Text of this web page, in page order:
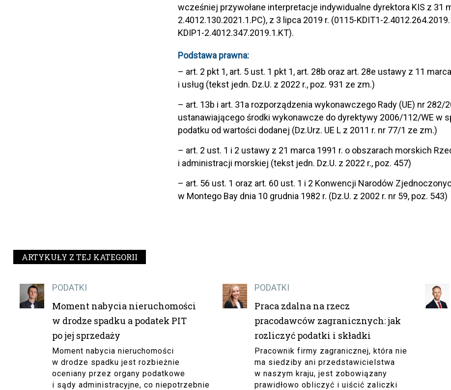
wcześniej przywołane interpretacje indywidualne dyrektora KIS z 31
2.4012.130.2021.1.PC), z 3 lipca 2019 r. (0115-KDIT1-
KDIP1-2.4012.347.2019.1.KT).
Podstawa prawna:
– art. 2 pkt 1, art. 5 ust. 1 pkt 1, art. 28b oraz art. 28e ustawy z 11
i usług (tekst jedn. Dz.U. z 2022 r., poz. 931 ze zm.)
– art. 13b i art. 31a rozporządzenia wykonawczego Rady (UE) nr 282/
ustanawiającego środki wykonawcze do dyrektywy 2006/112/WE w
podatku od wartości dodanej (Dz.Urz. UE L z 2011 r. nr 77/1 ze zm.)
– art. 2 ust. 1 i 2 ustawy z 21 marca 1991 r. o obszarach morskich
i administracji morskiej (tekst jedn. Dz.U. z 2022 r., poz. 457)
– art. 56 ust. 1 oraz art. 60 ust. 1 i 2 Konwencji Narodów
w Montego Bay dnia 10 grudnia 1982 r. (Dz.U. z 2002 r. nr 59, poz. 543)
ARTYKUŁY Z TEJ KATEGORII
PODATKI
Moment nabycia nieruchomości
w drodze spadku a podatek PIT
po jej sprzedaży
Moment nabycia nieruchomości
w drodze spadku jest rozbieżnie
oceniany przez organy podatkowe
i sądy administracyjne, co niepotrzebnie
PODATKI
Praca zdalna na rzecz
pracodawców zagranicznych: jak
rozliczyć podatki i składki
Pracownik firmy zagranicznej, która nie
ma siedziby ani przedstawicielstwa
w naszym kraju, jest zobowiązany
prawidłowo obliczyć i uiścić zaliczki